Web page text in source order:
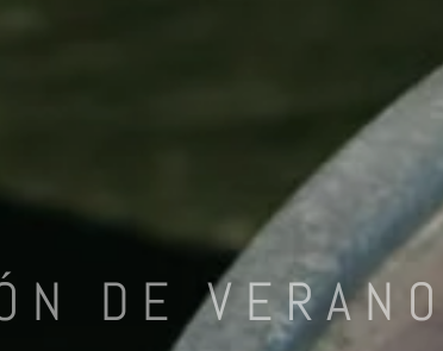
DE VERANO